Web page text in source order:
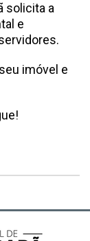
solicita a
e
imóvel e